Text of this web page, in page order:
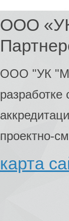
ООО
ООО "УК
проектно-
карта